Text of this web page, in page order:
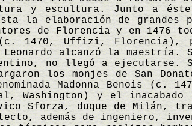
y escultura. Junto a
la elaboración de grandes
de Florencia y en 1476
(c. 1470, Uffizi,
alcanzó la maestría.
no llegó a ejecutarse.
los monjes de San
Madonna Benois (c.
Washington) y el inacabado
Sforza, duque de Milán,
además de ingeniero,